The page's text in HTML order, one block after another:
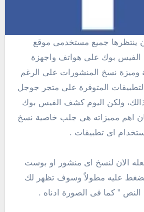
الفيس بوك على هواتف واجهزة
وميزة نسخ المنشورات على الرغم
المتوفرة على متجر جوجل
ولكن اليوم كشف الفيس بوك
اهم مميزاته هى جلب خاصية نسخ
اى تطبيقات .
الان لنسخ اى منشور او بوست
عليه مطولاً وسوف تظهر لك
” كما فى الصورة ادناه .